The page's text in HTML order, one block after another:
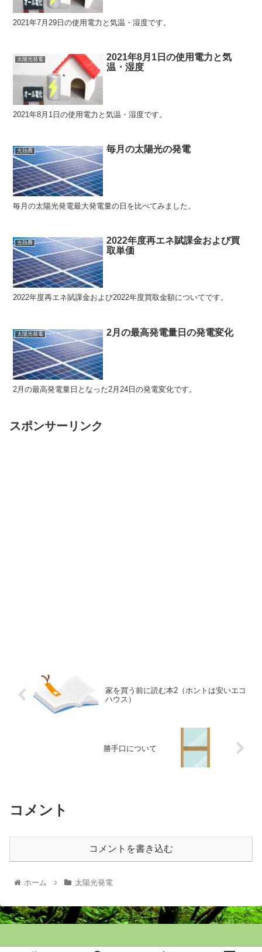
2021年7月29日の使用電力と気温・湿度です。
太陽光発電
2021年8月1日の使用電力と気
温・湿度
2021年8月1日の使用電力と気温・湿度です。
光熱費 毎月の太陽光の発電
毎月の太陽光発電最大発電量の日を比べてみました。
光熱費
2022年度再エネ賦課金および買
取単価
2022年度再エネ賦課金および2022年度買取金額についてです。
太陽光発電 2月の最高発電量日の発電変化
2月の最高発電量日となった2月24日の発電変化です。
スポンサーリンク
家を買う前に読む本2（ホントは安いエコ
ハウス）
勝手口について
コメント
コメントを書き込む
ホーム 太陽光発電